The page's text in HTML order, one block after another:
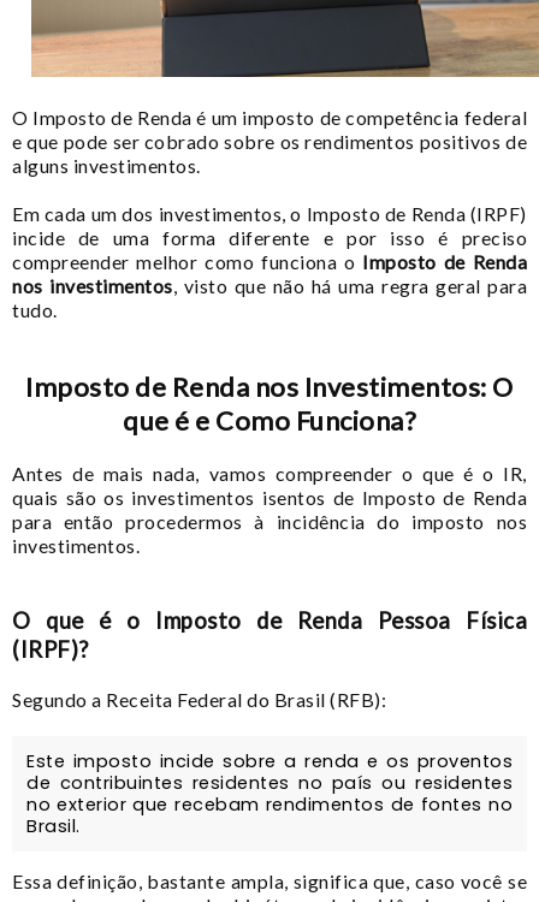
O Imposto de Renda é um imposto de competência federal
e que pode ser cobrado sobre os rendimentos positivos de
alguns investimentos.
Em cada um dos investimentos, o Imposto de Renda (IRPF)
incide de uma forma diferente e por isso é preciso
compreender melhor como funciona o Imposto de Renda
nos investimentos, visto que não há uma regra geral para
tudo.
Imposto de Renda nos Investimentos: O
que é e Como Funciona?
Antes de mais nada, vamos compreender o que é o IR,
quais são os investimentos isentos de Imposto de Renda
para então procedermos à incidência do imposto nos
investimentos.
O que é o Imposto de Renda Pessoa Física
(IRPF)?
Segundo a Receita Federal do Brasil (RFB):
Este imposto incide sobre a renda e os proventos
de contribuintes residentes no país ou residentes
no exterior que recebam rendimentos de fontes no
Brasil.
Essa definição, bastante ampla, significa que, caso você se